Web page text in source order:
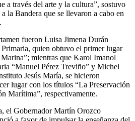
a través del arte y la cultura”, sostuvo
la Bandera que se llevaron a cabo en
fueron Luisa Jimena Durán
quien obtuvo el primer lugar
mientras que Karol Imanol
“Manuel Pérez Treviño” y Michel
Jesús María, se hicieron
lugar con los títulos “La Preservación
Marítima”, respectivamente.
el Gobernador Martín Orozco